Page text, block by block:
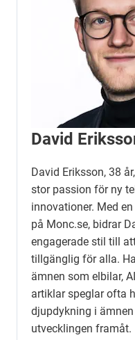
David
David Eriksson, 38
stor passion för ny
innovationer. Med
på Monc.se, bidrar
engagerade stil till
tillgänglig för alla.
ämnen som elbilar,
artiklar speglar ofta
djupdykning i
utvecklingen framåt.